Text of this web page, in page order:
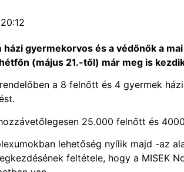
20:12
gyermekorvos és a védőnők a
(május 21.-től) már meg is
a 8 felnőtt és 4 gyermek
25.000 felnőtt és
lehetőség nyílik majd -az
feltétele, hogy a MISEK